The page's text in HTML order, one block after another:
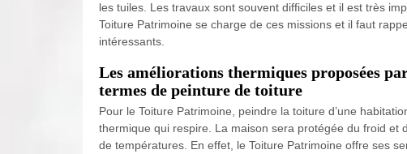
les tuiles. Les travaux sont souvent difficiles et il est très
Toiture Patrimoine se charge de ces missions et il faut
intéressants.
Les améliorations thermiques proposées
termes de peinture de toiture
Pour le Toiture Patrimoine, peindre la toiture d’une
thermique qui respire. La maison sera protégée du froid et
de températures. En effet, le Toiture Patrimoine offre ses